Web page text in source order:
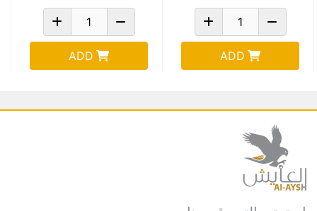
ADD
ADD